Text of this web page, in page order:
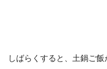
しばらくすると、土鍋ご飯